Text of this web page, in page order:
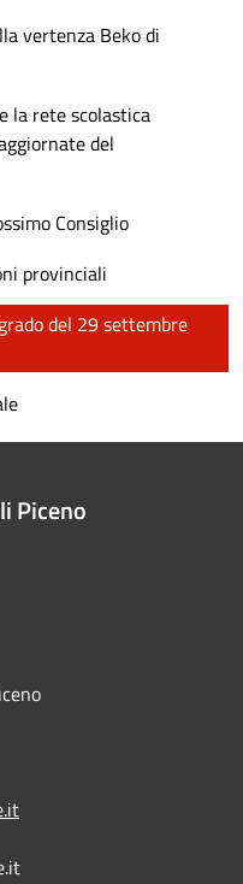
vertenza Beko di
la rete scolastica
del
Consiglio
provinciali
del 29 settembre
Piceno